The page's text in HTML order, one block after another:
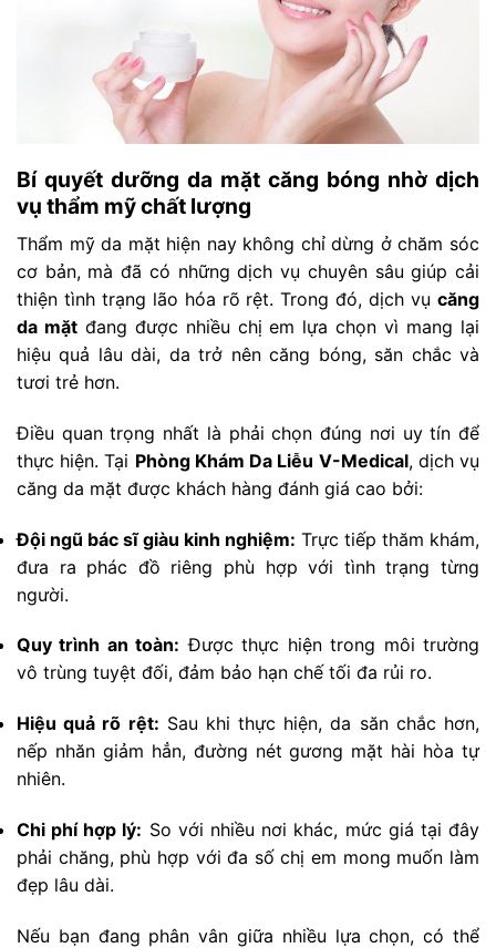
Bí quyết dưỡng da mặt căng bóng nhờ dịch
vụ thẩm mỹ chất lượng
Thẩm mỹ da mặt hiện nay không chỉ dừng ở chăm sóc
cơ bản, mà đã có những dịch vụ chuyên sâu giúp cải
thiện tình trạng lão hóa rõ rệt. Trong đó, dịch vụ căng
da mặtđang được nhiều chị em lựa chọn vì mang lại
hiệu quả lâu dài, da trở nên căng bóng, săn chắc và
tươi trẻ hơn.
Điều quan trọng nhất là phải chọn đúng nơi uy tín để
thực hiện. Tại Phòng Khám Da Liễu V-Medical, dịch vụ
căng da mặt được khách hàng đánh giá cao bởi:
Đội ngũ bác sĩ giàu kinh nghiệm: Trực tiếp thăm khám,
đưa ra phác đồ riêng phù hợp với tình trạng từng
người.
Quy trình an toàn: Được thực hiện trong môi trường
vô trùng tuyệt đối, đảm bảo hạn chế tối đa rủi ro.
Hiệu quả rõ rệt: Sau khi thực hiện, da săn chắc hơn,
nếp nhăn giảm hẳn, đường nét gương mặt hài hòa tự
nhiên.
Chi phí hợp lý: So với nhiều nơi khác, mức giá tại đây
phải chăng, phù hợp với đa số chị em mong muốn làm
đẹp lâu dài.
Nếu bạn đang phân vân giữa nhiều lựa chọn, có thể